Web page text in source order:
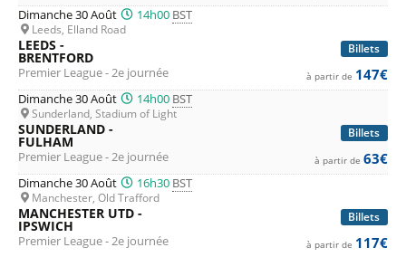
Dimanche 30 Août 14h00 BST
Leeds, Elland Road
Billets
LEEDS -
BRENTFORD
Premier League - 2e journée à partir de 147€
Dimanche 30 Août 14h00 BST
Sunderland, Stadium of Light
Billets
SUNDERLAND -
FULHAM
Premier League - 2e journée à partir de 63€
Dimanche 30 Août 16h30 BST
Manchester, Old Trafford
Billets
MANCHESTER UTD -
IPSWICH
Premier League - 2e journée à partir de 117€